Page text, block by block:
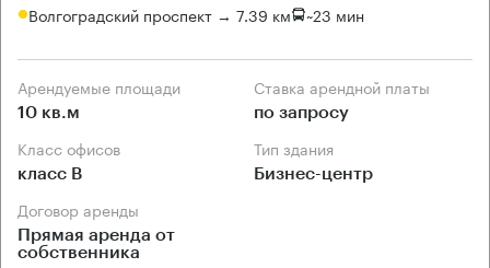
Волгоградский проспект → 7.39 км ~23 мин
Арендуемые площади
10 кв.м
Ставка арендной платы
по запросу
Класс офисов
класс B
Тип здания
Бизнес-центр
Договор аренды
Прямая аренда от
собственника